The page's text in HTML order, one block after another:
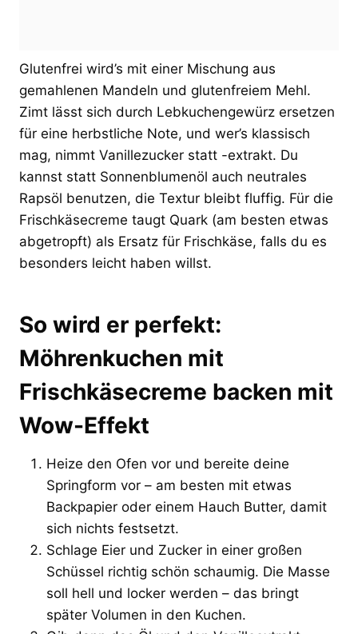
Glutenfrei wird’s mit einer Mischung aus
gemahlenen Mandeln und glutenfreiem Mehl.
Zimt lässt sich durch Lebkuchengewürz ersetzen
für eine herbstliche Note, und wer’s klassisch
mag, nimmt Vanillezucker statt -extrakt. Du
kannst statt Sonnenblumenöl auch neutrales
Rapsöl benutzen, die Textur bleibt fluffig. Für die
Frischkäsecreme taugt Quark (am besten etwas
abgetropft) als Ersatz für Frischkäse, falls du es
besonders leicht haben willst.
So wird er perfekt:
Möhrenkuchen mit
Frischkäsecreme backen mit
Wow-Effekt
Heize den Ofen vor und bereite deine
Springform vor – am besten mit etwas
Backpapier oder einem Hauch Butter, damit
sich nichts festsetzt.
Schlage Eier und Zucker in einer großen
Schüssel richtig schön schaumig. Die Masse
soll hell und locker werden – das bringt
später Volumen in den Kuchen.